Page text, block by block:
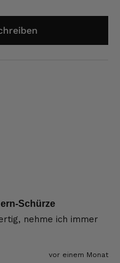
Schürze
nehme ich immer
vor einem Monat